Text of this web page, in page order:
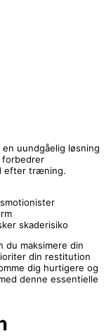
en uundgåelig løsning
forbedrer
efter træning.
skaderisiko
du maksimere din
din restitution
dig hurtigere og
denne essentielle